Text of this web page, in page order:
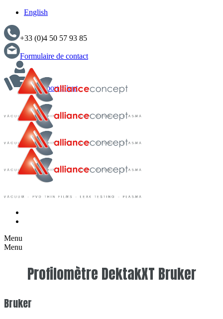
English
+33 (0)4 50 57 93 85
Formulaire de contact
Support client
Menu
Menu
Profilomètre DektakXT Bruker
Bruker